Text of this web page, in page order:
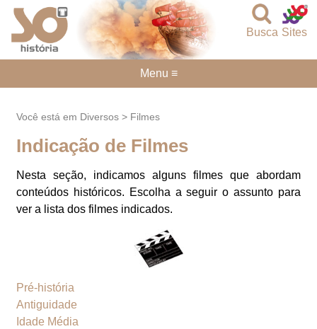
Sites
Busca
Você está em Diversos > Filmes
Indicação de Filmes
Nesta seção, indicamos alguns filmes que abordam
conteúdos históricos. Escolha a seguir o assunto para
ver a lista dos filmes indicados.
Pré-história
Antiguidade
Idade Média